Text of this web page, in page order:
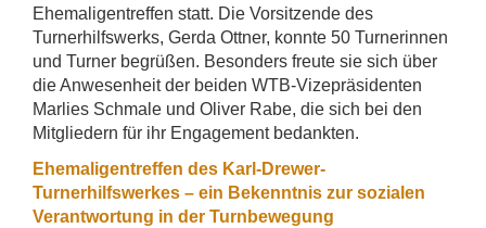
Ehemaligentreffen statt. Die Vorsitzende des
Turnerhilfswerks, Gerda Ottner, konnte 50 Turnerinnen
und Turner begrüßen. Besonders freute sie sich über
die Anwesenheit der beiden WTB-Vizepräsidenten
Marlies Schmale und Oliver Rabe, die sich bei den
Mitgliedern für ihr Engagement bedankten.
Ehemaligentreffen des Karl-Drewer-
Turnerhilfswerkes – ein Bekenntnis zur sozialen
Verantwortung in der Turnbewegung